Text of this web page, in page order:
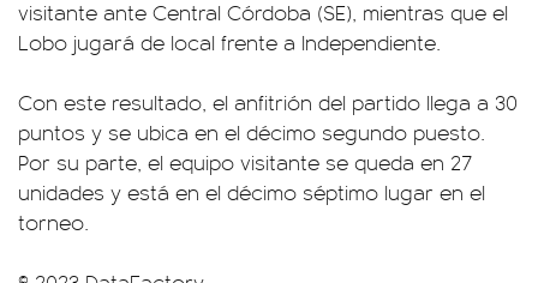
visitante ante Central Córdoba (SE), mientras que el
Lobo jugará de local frente a Independiente.
Con este resultado, el anfitrión del partido llega a 30
puntos y se ubica en el décimo segundo puesto.
Por su parte, el equipo visitante se queda en 27
unidades y está en el décimo séptimo lugar en el
torneo.